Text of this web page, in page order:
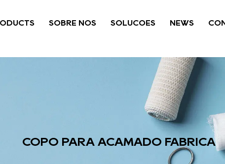
SOBRE NÓS SOLUÇÕES NEWS
COPO PARA ACAMADO FÁBRICA